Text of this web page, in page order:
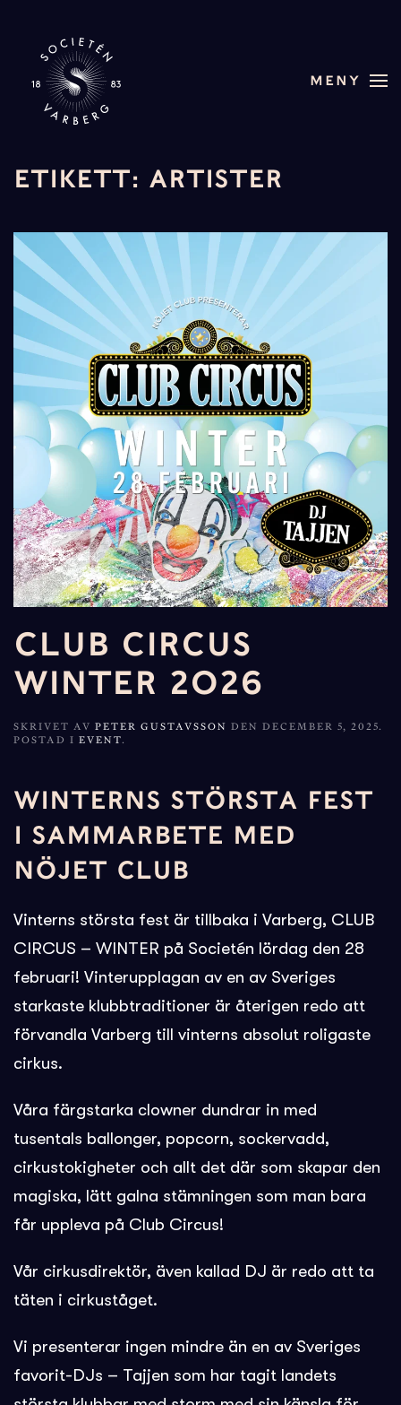
Skip to main content
MENY
ETIKETT: ARTISTER
CLUB CIRCUS
WINTER 2026
SKRIVET AV PETER GUSTAVSSON DEN DECEMBER 5, 2025.
POSTAD I EVENT.
WINTERNS STÖRSTA FEST
I SAMMARBETE MED
NÖJET CLUB
Vinterns största fest är tillbaka i Varberg, CLUB
CIRCUS – WINTER på Societén lördag den 28
februari! Vinterupplagan av en av Sveriges
starkaste klubbtraditioner är återigen redo att
förvandla Varberg till vinterns absolut roligaste
cirkus.
Våra färgstarka clowner dundrar in med
tusentals ballonger, popcorn, sockervadd,
cirkustokigheter och allt det där som skapar den
magiska, lätt galna stämningen som man bara
får uppleva på Club Circus!
Vår cirkusdirektör, även kallad DJ är redo att ta
täten i cirkuståget.
Vi presenterar ingen mindre än en av Sveriges
favorit-DJs – Tajjen som har tagit landets